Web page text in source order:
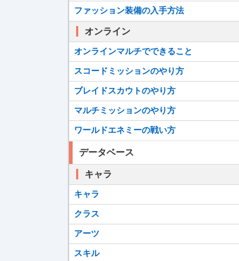
ファッション装備の入手方法
オンライン
オンラインマルチでできること
スコードミッションのやり方
ブレイドスカウトのやり方
マルチミッションのやり方
ワールドエネミーの戦い方
データベース
キャラ
キャラ
クラス
アーツ
スキル